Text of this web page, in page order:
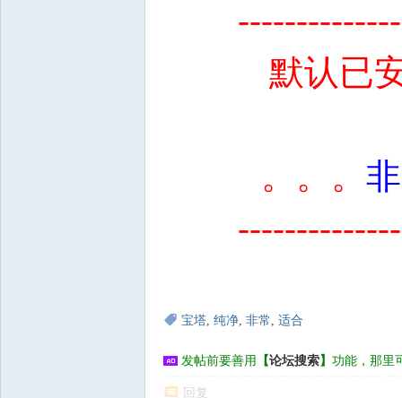
默认已
。。。
宝塔, 纯净, 非常 , 适合
发帖前要善用 【论坛搜索】 功能，那里
回复